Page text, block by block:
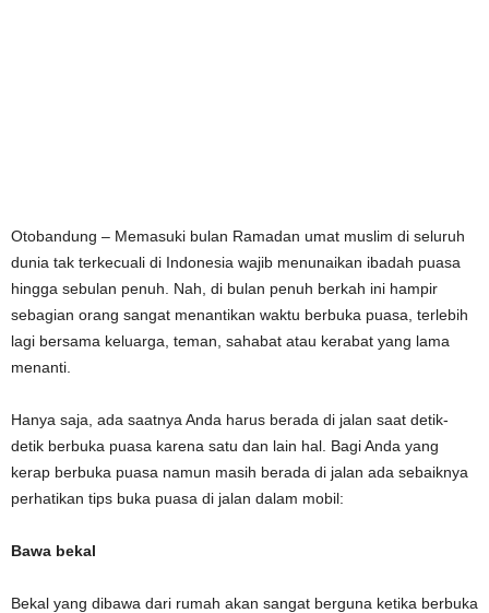
Otobandung – Memasuki bulan Ramadan umat muslim di seluruh
dunia tak terkecuali di Indonesia wajib menunaikan ibadah puasa
hingga sebulan penuh. Nah, di bulan penuh berkah ini hampir
sebagian orang sangat menantikan waktu berbuka puasa, terlebih
lagi bersama keluarga, teman, sahabat atau kerabat yang lama
menanti.
Hanya saja, ada saatnya Anda harus berada di jalan saat detik-
detik berbuka puasa karena satu dan lain hal. Bagi Anda yang
kerap berbuka puasa namun masih berada di jalan ada sebaiknya
perhatikan tips buka puasa di jalan dalam mobil:
Bawa bekal
Bekal yang dibawa dari rumah akan sangat berguna ketika berbuka